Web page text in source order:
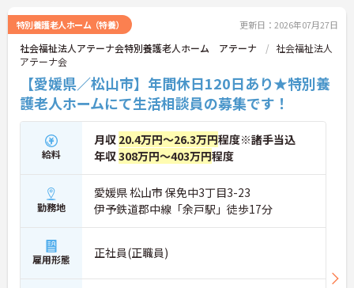
特別養護老人ホーム（特養） 更新日：2026年07月27日
社会福祉法人アテーナ会特別養護老人ホーム アテーナ
社会福祉法人
アテーナ会
【愛媛県／松山市】年間休日120日あり★特別養
護老人ホームにて生活相談員の募集です！
給料
月収 20.4万円～26.3万円程度※諸手当込
年収308万円～403万円程度
勤務地
愛媛県 松山市 保免中3丁目3-23
伊予鉄道郡中線「余戸駅」徒歩17分
雇用形態 正社員(正職員)